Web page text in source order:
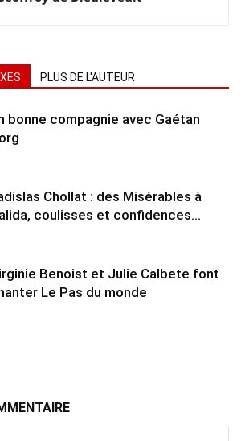
PLUS DE L'AUTEUR
bonne compagnie avec Gaétan
Chollat : des Misérables à
coulisses et confidences…
Benoist et Julie Calbete font
Le Pas du monde